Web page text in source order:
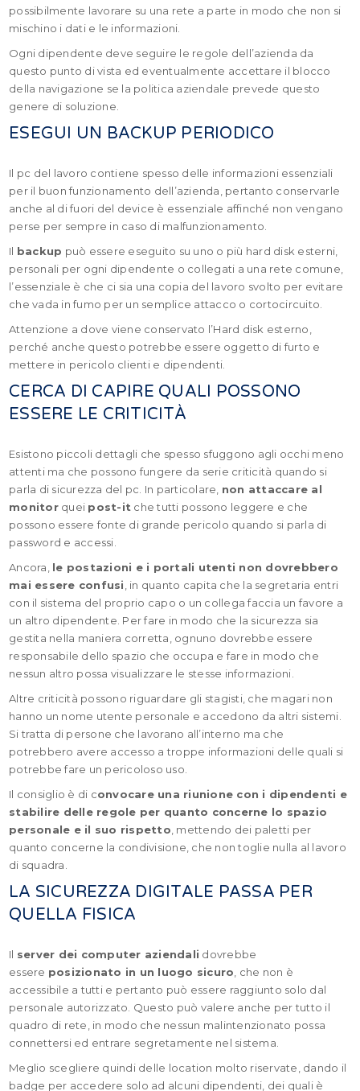
possibilmente lavorare su una rete a parte in modo che non si
mischino i dati e le informazioni.
Ogni dipendente deve seguire le regole dell’azienda da
questo punto di vista ed eventualmente accettare il blocco
della navigazione se la politica aziendale prevede questo
genere di soluzione.
ESEGUI UN BACKUP PERIODICO
Il pc del lavoro contiene spesso delle informazioni essenziali
per il buon funzionamento dell’azienda, pertanto conservarle
anche al di fuori del device è essenziale affinché non vengano
perse per sempre in caso di malfunzionamento.
Il backup può essere eseguito su uno o più hard disk esterni,
personali per ogni dipendente o collegati a una rete comune,
l’essenziale è che ci sia una copia del lavoro svolto per evitare
che vada in fumo per un semplice attacco o cortocircuito.
Attenzione a dove viene conservato l’Hard disk esterno,
perché anche questo potrebbe essere oggetto di furto e
mettere in pericolo clienti e dipendenti.
CERCA DI CAPIRE QUALI POSSONO
ESSERE LE CRITICITÀ
Esistono piccoli dettagli che spesso sfuggono agli occhi meno
attenti ma che possono fungere da serie criticità quando si
parla di sicurezza del pc. In particolare, non attaccare al
monitorquei post-it che tutti possono leggere e che
possono essere fonte di grande pericolo quando si parla di
password e accessi.
Ancora, le postazioni e i portali utenti non dovrebbero
mai essere confusi , in quanto capita che la segretaria entri
con il sistema del proprio capo o un collega faccia un favore a
un altro dipendente. Per fare in modo che la sicurezza sia
gestita nella maniera corretta, ognuno dovrebbe essere
responsabile dello spazio che occupa e fare in modo che
nessun altro possa visualizzare le stesse informazioni.
Altre criticità possono riguardare gli stagisti, che magari non
hanno un nome utente personale e accedono da altri sistemi.
Si tratta di persone che lavorano all’interno ma che
potrebbero avere accesso a troppe informazioni delle quali si
potrebbe fare un pericoloso uso.
Il consiglio è di convocare una riunione con i dipendenti e
stabilire delle regole per quanto concerne lo spazio
personale e il suo rispetto , mettendo dei paletti per
quanto concerne la condivisione, che non toglie nulla al lavoro
di squadra.
LA SICUREZZA DIGITALE PASSA PER
QUELLA FISICA
Il server dei computer aziendali dovrebbe
essere posizionato in un luogo sicuro , che non è
accessibile a tutti e pertanto può essere raggiunto solo dal
personale autorizzato. Questo può valere anche per tutto il
quadro di rete, in modo che nessun malintenzionato possa
connettersi ed entrare segretamente nel sistema.
Meglio scegliere quindi delle location molto riservate, dando il
badge per accedere solo ad alcuni dipendenti, dei quali è